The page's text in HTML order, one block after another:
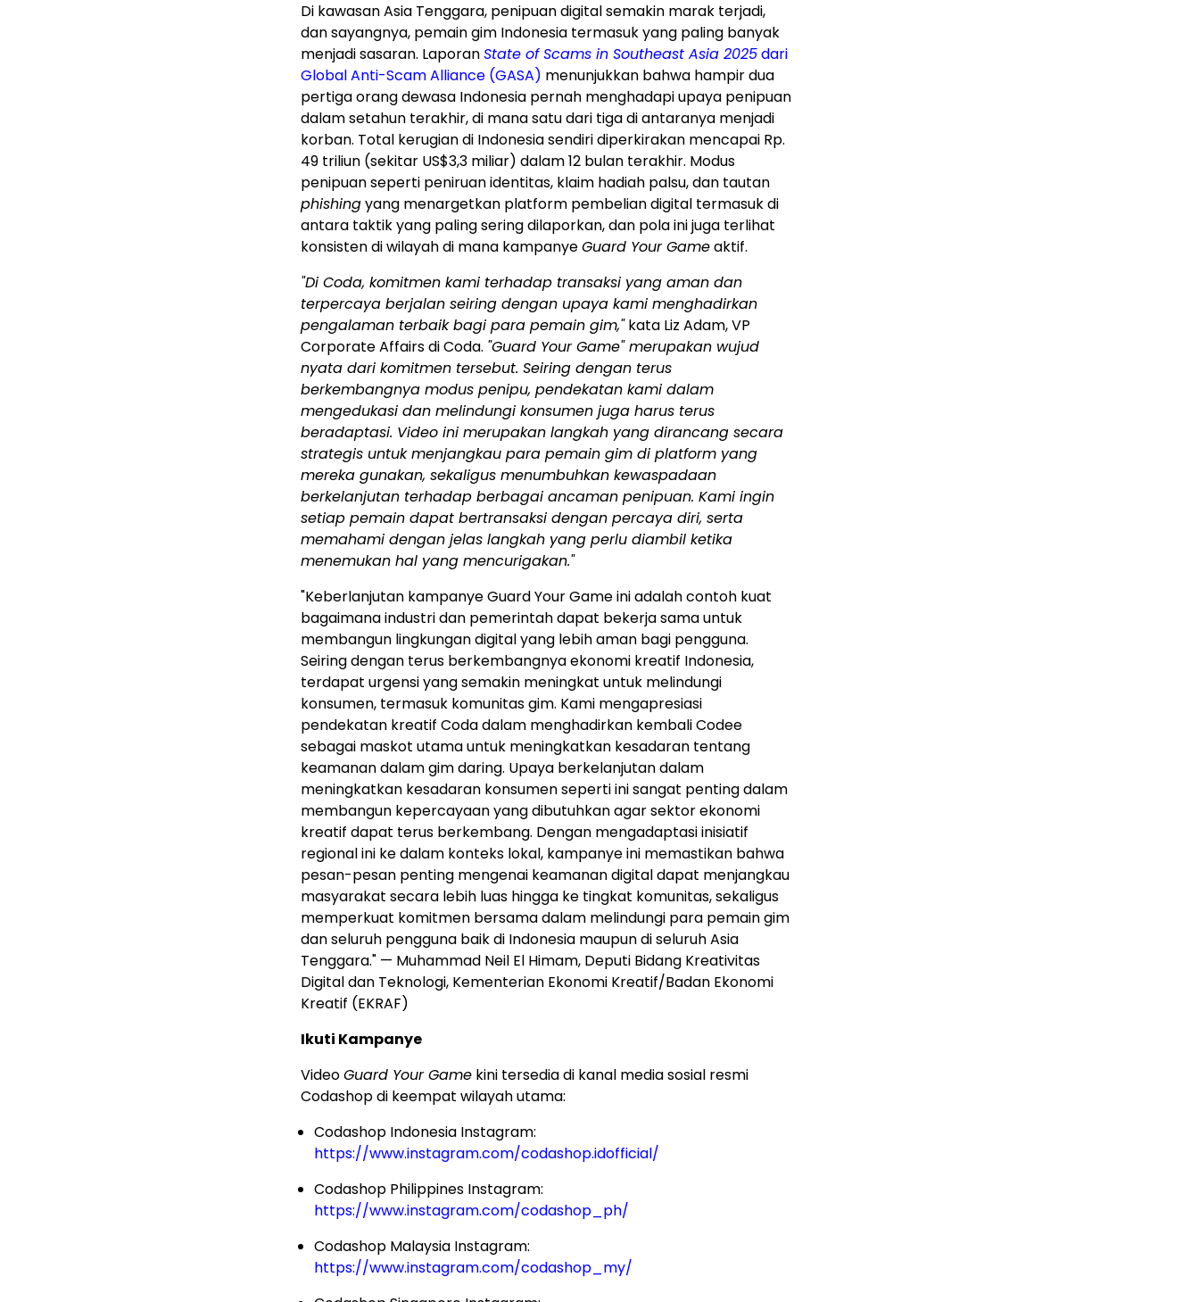
Di kawasan Asia Tenggara, penipuan digital semakin marak terjadi,
dan sayangnya, pemain gim Indonesia termasuk yang paling banyak
menjadi sasaran. LaporanState of Scams in Southeast Asia 2025dari
Global Anti-Scam Alliance (GASA) menunjukkan bahwa hampir dua
pertiga orang dewasa Indonesia pernah menghadapi upaya penipuan
dalam setahun terakhir, di mana satu dari tiga di antaranya menjadi
korban. Total kerugian di Indonesia sendiri diperkirakan mencapai Rp.
49 triliun (sekitar US$3,3 miliar) dalam 12 bulan terakhir. Modus
penipuan seperti peniruan identitas, klaim hadiah palsu, dan tautan
phishingyang menargetkan platform pembelian digital termasuk di
antara taktik yang paling sering dilaporkan, dan pola ini juga terlihat
konsisten di wilayah di mana kampanyeGuard Your Gameaktif.
"Di Coda, komitmen kami terhadap transaksi yang aman dan
terpercaya berjalan seiring dengan upaya kami menghadirkan
pengalaman terbaik bagi para pemain gim,"kata Liz Adam, VP
Corporate Affairs di Coda. "Guard Your Game" merupakan wujud
nyata dari komitmen tersebut. Seiring dengan terus
berkembangnya modus penipu, pendekatan kami dalam
mengedukasi dan melindungi konsumen juga harus terus
beradaptasi. Video ini merupakan langkah yang dirancang secara
strategis untuk menjangkau para pemain gim di platform yang
mereka gunakan, sekaligus menumbuhkan kewaspadaan
berkelanjutan terhadap berbagai ancaman penipuan. Kami ingin
setiap pemain dapat bertransaksi dengan percaya diri, serta
memahami dengan jelas langkah yang perlu diambil ketika
menemukan hal yang mencurigakan."
"Keberlanjutan kampanye Guard Your Game ini adalah contoh kuat
bagaimana industri dan pemerintah dapat bekerja sama untuk
membangun lingkungan digital yang lebih aman bagi pengguna.
Seiring dengan terus berkembangnya ekonomi kreatif Indonesia,
terdapat urgensi yang semakin meningkat untuk melindungi
konsumen, termasuk komunitas gim. Kami mengapresiasi
pendekatan kreatif Coda dalam menghadirkan kembali Codee
sebagai maskot utama untuk meningkatkan kesadaran tentang
keamanan dalam gim daring. Upaya berkelanjutan dalam
meningkatkan kesadaran konsumen seperti ini sangat penting dalam
membangun kepercayaan yang dibutuhkan agar sektor ekonomi
kreatif dapat terus berkembang. Dengan mengadaptasi inisiatif
regional ini ke dalam konteks lokal, kampanye ini memastikan bahwa
pesan-pesan penting mengenai keamanan digital dapat menjangkau
masyarakat secara lebih luas hingga ke tingkat komunitas, sekaligus
memperkuat komitmen bersama dalam melindungi para pemain gim
dan seluruh pengguna baik di Indonesia maupun di seluruh Asia
Tenggara." — Muhammad Neil El Himam, Deputi Bidang Kreativitas
Digital dan Teknologi, Kementerian Ekonomi Kreatif/Badan Ekonomi
Kreatif (EKRAF)
Ikuti Kampanye
VideoGuard Your Game kini tersedia di kanal media sosial resmi
Codashop di keempat wilayah utama:
Codashop Indonesia Instagram:
https://www.instagram.com/codashop.idofficial/
Codashop Philippines Instagram:
https://www.instagram.com/codashop_ph/
Codashop Malaysia Instagram:
https://www.instagram.com/codashop_my/